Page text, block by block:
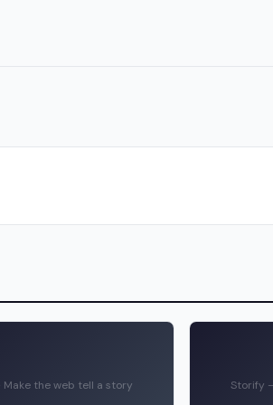
the web tell a story Storify